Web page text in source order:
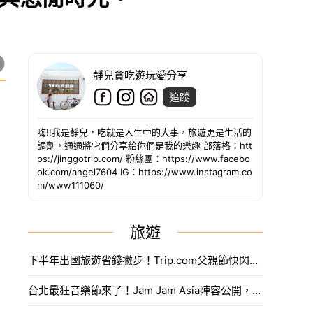
靜兒貪吃遊玩愛分享
追蹤
嗨!!我是靜兒，吃就是人生中的大事，旅遊更是生活的
調劑，通通將它們分享給你們是我的樂趣 部落格：htt
ps://jinggotrip.com/ 粉絲團：https://www.facebo
ok.com/angel7604 IG：https://www.instagram.co
m/www111060/
旅遊
下半年出國旅遊省錢撇步！Trip.com父親節快閃折抵888元限量優惠代碼搶法。
台北最狂音樂節來了！Jam Jam Asia陣容公開，限量奢華住房套票開搶。